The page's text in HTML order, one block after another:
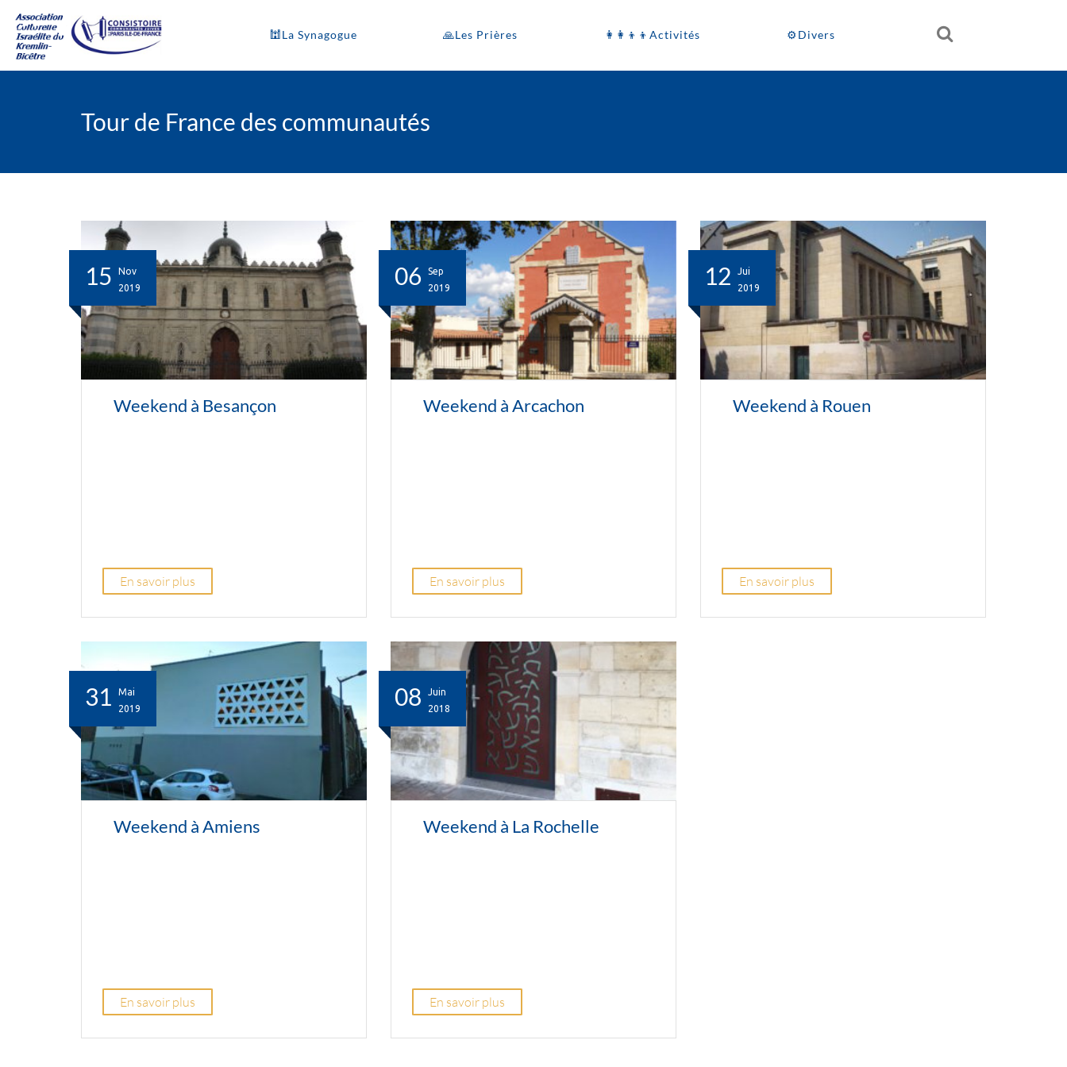
🕍La Synagogue 🙏Les Prières 👩‍👩‍👦‍👦Activités ⚙Divers
Tour de France des communautés
Weekend à Besançon
En savoir plus
15
Nov
2019
Weekend à Arcachon
En savoir plus
06
Sep
2019
Weekend à Rouen
En savoir plus
12
Jui
2019
Weekend à Amiens
En savoir plus
31
Mai
2019
Weekend à La Rochelle
En savoir plus
08
Juin
2018